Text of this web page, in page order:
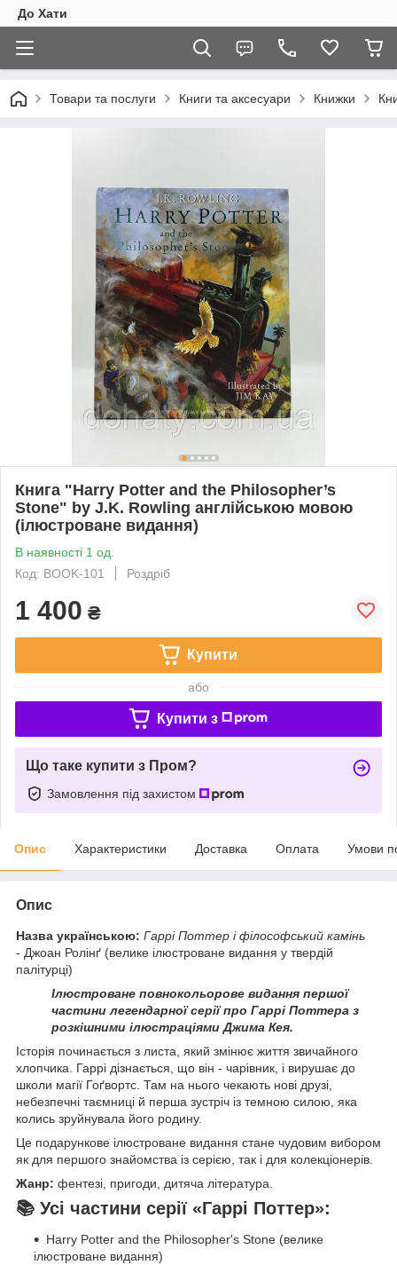
До Хати
Товари та послуги Книги та аксесуари Книжки
Книга "Harry Potter and the Philosopher’s
Stone" by J.K. Rowling англійською мовою
(ілюстроване видання)
В наявності 1 од.
Код: BOOK-101
Роздріб
1 400 ₴
Купити
або
Купити з
Що таке купити з Пром?
Замовлення під захистом
Опис Характеристики Доставка Оплата Умови
Опис
Назва українською: Гаррі Поттер і філософський камінь
- Джоан Ролінґ (велике ілюстроване видання у твердій
палітурці)
Ілюстроване повнокольорове видання першої
частини легендарної серії про Гаррі Поттера з
розкішними ілюстраціями Джима Кея.
Історія починається з листа, який змінює життя звичайного
хлопчика. Гаррі дізнається, що він - чарівник, і вирушає до
школи магії Гоґвортс. Там на нього чекають нові друзі,
небезпечні таємниці й перша зустріч із темною силою, яка
колись зруйнувала його родину.
Це подарункове ілюстроване видання стане чудовим вибором
як для першого знайомства із серією, так і для колекціонерів.
Жанр: фентезі, пригоди, дитяча література.
📚 Усі частини серії «Гаррі Поттер»:
Harry Potter and the Philosopher's Stone (велике
ілюстроване видання)